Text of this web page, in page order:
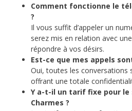
Comment fonctionne le
?
Il vous suffit d’appeler un
serez mis en relation avec
répondre à vos désirs.
Est-ce que mes appels
Oui, toutes les conversations
offrant une totale
Y a-t-il un tarif fixe pour le
Charmes ?